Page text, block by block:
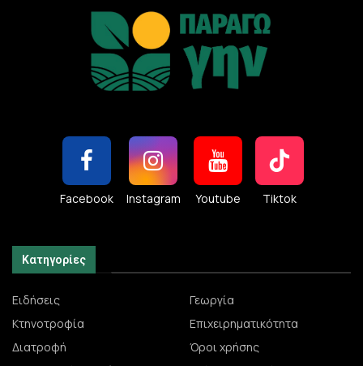
Facebook Instagram Youtube Tiktok
Κατηγορίες
Ειδήσεις
Γεωργία
Κτηνοτροφία
Επιχειρηματικότητα
Διατροφή
Όροι χρήσης